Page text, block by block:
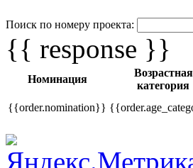
Поиск по номеру проекта:
{{ response }}
Номинация
Возрастная
категория
{{order.nomination}}